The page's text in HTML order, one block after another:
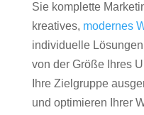
Sie komplette
kreatives, modernes
individuelle
von der Größe Ihres
Ihre Zielgruppe
und optimieren Ihrer